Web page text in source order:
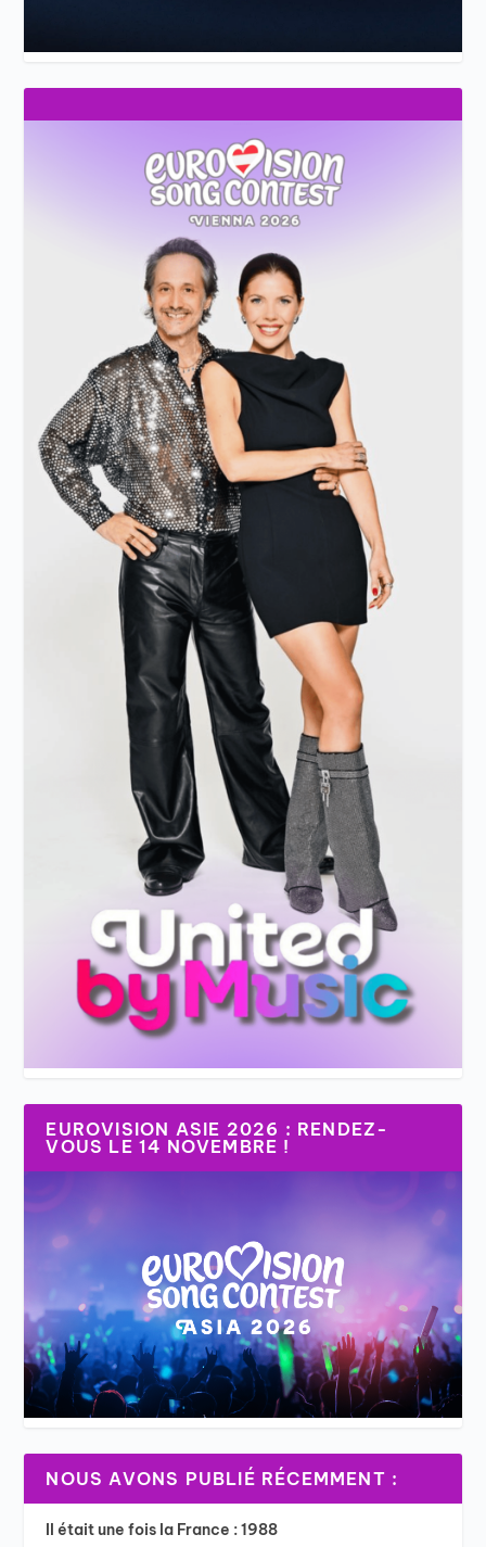
EUROVISION ASIE 2026 : RENDEZ-
VOUS LE 14 NOVEMBRE !
NOUS AVONS PUBLIÉ RÉCEMMENT :
Il était une fois la France : 1988